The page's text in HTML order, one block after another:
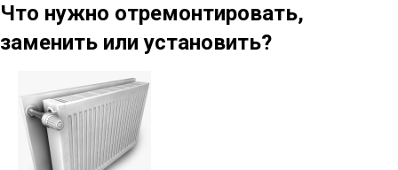
Что нужно отремонтировать,
заменить или установить?